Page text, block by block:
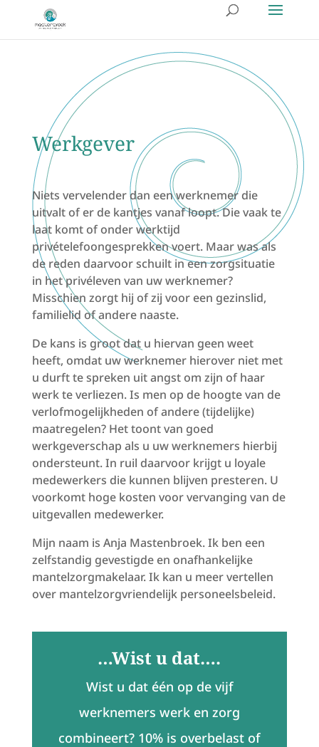
Werkgever
Niets vervelender dan een werknemer die
uitvalt of er de kantjes vanaf loopt. Die vaak te
laat komt of onder werktijd
privételefoongesprekken voert. Maar was als
de reden daarvoor schuilt in een zorgsituatie
in het privéleven van uw werknemer?
Misschien zorgt hij of zij voor een gezinslid,
familielid of andere naaste.
De kans is groot dat u hiervan geen weet
heeft, omdat uw werknemer hierover niet met
u durft te spreken uit angst om zijn of haar
werk te verliezen. Is men op de hoogte van de
verlofmogelijkheden of andere (tijdelijke)
maatregelen? Het toont van goed
werkgeverschap als u uw werknemers hierbij
ondersteunt. In ruil daarvoor krijgt u loyale
medewerkers die kunnen blijven presteren. U
voorkomt hoge kosten voor vervanging van de
uitgevallen medewerker.
Mijn naam is Anja Mastenbroek. Ik ben een
zelfstandig gevestigde en onafhankelijke
mantelzorgmakelaar. Ik kan u meer vertellen
over mantelzorgvriendelijk personeelsbeleid.
…Wist u dat….
Wist u dat één op de vijf
werknemers werk en zorg
combineert? 10% is overbelast of